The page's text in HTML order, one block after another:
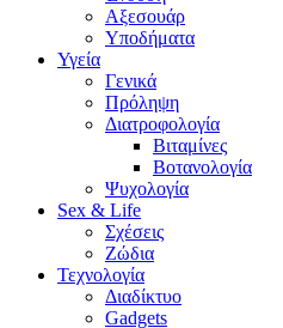
Αξεσουάρ
Υποδήματα
Υγεία
Γενικά
Πρόληψη
Διατροφολογία
Βιταμίνες
Βοτανολογία
Ψυχολογία
Sex & Life
Σχέσεις
Ζώδια
Τεχνολογία
Διαδίκτυο
Gadgets